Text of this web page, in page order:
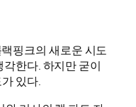
핑크의 새로운 시도
한다. 하지만 굳이
있다.